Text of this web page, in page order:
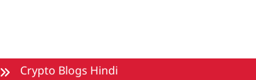
Crypto Blogs Hindi